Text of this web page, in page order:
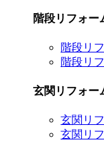
階段リフォー
階段リ
階段リ
玄関リフォー
玄関リ
玄関リ